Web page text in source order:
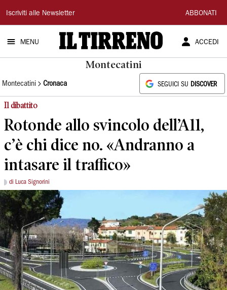
Il
Tirreno
Iscriviti alle Newsletter ABBONATI
MENU ACCEDI
Montecatini
Montecatini Cronaca SEGUICI SU DISCOVER
Il dibattito
Rotonde allo svincolo dell’A11,
c’è chi dice no. «Andranno a
intasare il traffico»
di Luca Signorini